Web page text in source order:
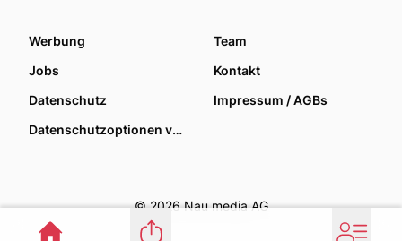
Werbung
Team
Jobs
Kontakt
Datenschutz
Impressum / AGBs
Datenschutzoptionen verwalten
© 2026 Nau media AG